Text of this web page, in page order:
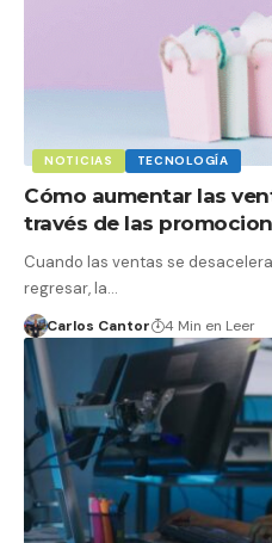
NOTICIAS TECNOLOGÍA
Cómo aumentar las
través de las
Cuando las ventas se
regresar, la…
Carlos Cantor 4 Min en Leer